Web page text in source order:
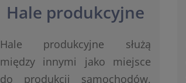
Hale produkcyjne
Hale produkcyjne służą
między innymi jako miejsce
do produkcji samochodów,